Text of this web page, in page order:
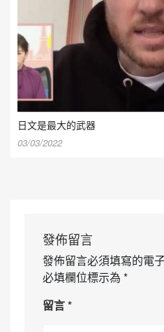
日文是最大的武器
03/03/2022
發佈留言
發佈留言必須填寫的電
必填欄位標示為 *
留言*